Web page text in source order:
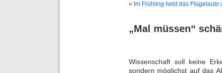
« Im Frühling hebt das Flügelauto
„Mal müssen“
Wissenschaft soll keine
sondern möglichst auf das